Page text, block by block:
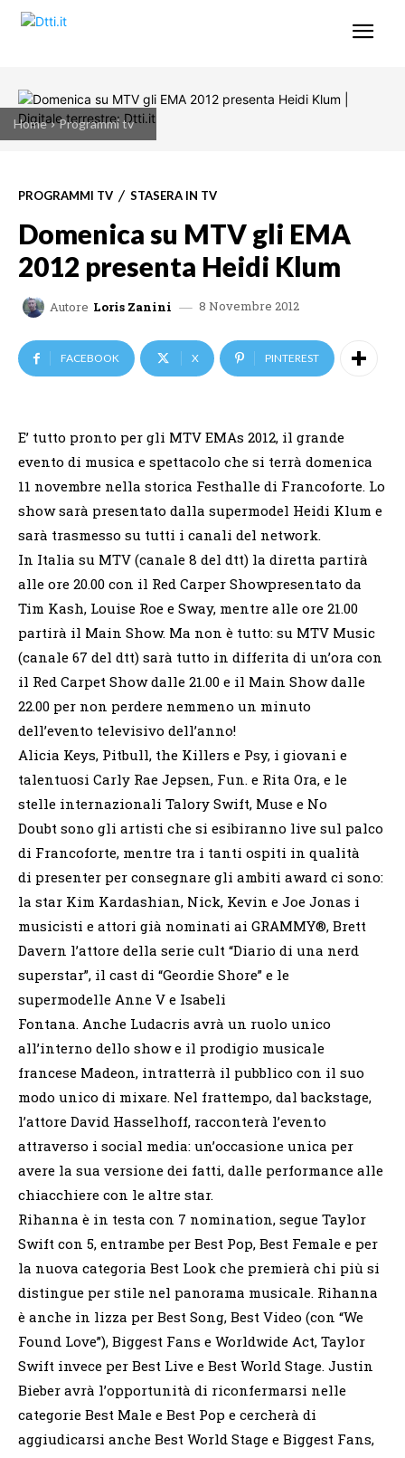
Home Programmi tv
PROGRAMMI TV STASERA IN TV
Domenica su MTV gli EMA
2012 presenta Heidi Klum
Autore Loris Zanini 8 Novembre 2012
FACEBOOK X PINTEREST
E’ tutto pronto per gli MTV EMAs 2012, il grande
evento di musica e spettacolo che si terrà domenica
11 novembre nella storica Festhalle di Francoforte. Lo
show sarà presentato dalla supermodel Heidi Klum e
sarà trasmesso su tutti i canali del network.
In Italia su MTV (canale 8 del dtt) la diretta partirà
alle ore 20.00 con il Red Carper Showpresentato da
Tim Kash, Louise Roe e Sway, mentre alle ore 21.00
partirà il Main Show. Ma non è tutto: su MTV Music
(canale 67 del dtt) sarà tutto in differita di un’ora con
il Red Carpet Show dalle 21.00 e il Main Show dalle
22.00 per non perdere nemmeno un minuto
dell’evento televisivo dell’anno!
Alicia Keys, Pitbull, the Killers e Psy, i giovani e
talentuosi Carly Rae Jepsen, Fun. e Rita Ora, e le
stelle internazionali Talory Swift, Muse e No
Doubt sono gli artisti che si esibiranno live sul palco
di Francoforte, mentre tra i tanti ospiti in qualità
di presenter per consegnare gli ambiti award ci sono:
la star Kim Kardashian, Nick, Kevin e Joe Jonas i
musicisti e attori già nominati ai GRAMMY®, Brett
Davern l’attore della serie cult “Diario di una nerd
superstar”, il cast di “Geordie Shore” e le
supermodelle Anne V e Isabeli
Fontana. Anche Ludacris avrà un ruolo unico
all’interno dello show e il prodigio musicale
francese Madeon, intratterrà il pubblico con il suo
modo unico di mixare. Nel frattempo, dal backstage,
l’attore David Hasselhoff, racconterà l’evento
attraverso i social media: un’occasione unica per
avere la sua versione dei fatti, dalle performance alle
chiacchiere con le altre star.
Rihanna è in testa con 7 nomination, segue Taylor
Swift con 5, entrambe per Best Pop, Best Female e per
la nuova categoria Best Look che premierà chi più si
distingue per stile nel panorama musicale. Rihanna
è anche in lizza per Best Song, Best Video (con “We
Found Love”), Biggest Fans e Worldwide Act, Taylor
Swift invece per Best Live e Best World Stage. Justin
Bieber avrà l’opportunità di riconfermarsi nelle
categorie Best Male e Best Pop e cercherà di
aggiudicarsi anche Best World Stage e Biggest Fans,